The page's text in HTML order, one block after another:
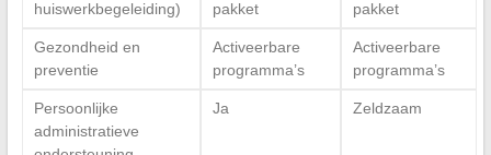
huiswerkbegeleiding)
pakket
pakket
Gezondheid en
preventie
Activeerbare
programma’s
Activeerbare
programma’s
Persoonlijke
administratieve
Ja Zeldzaam